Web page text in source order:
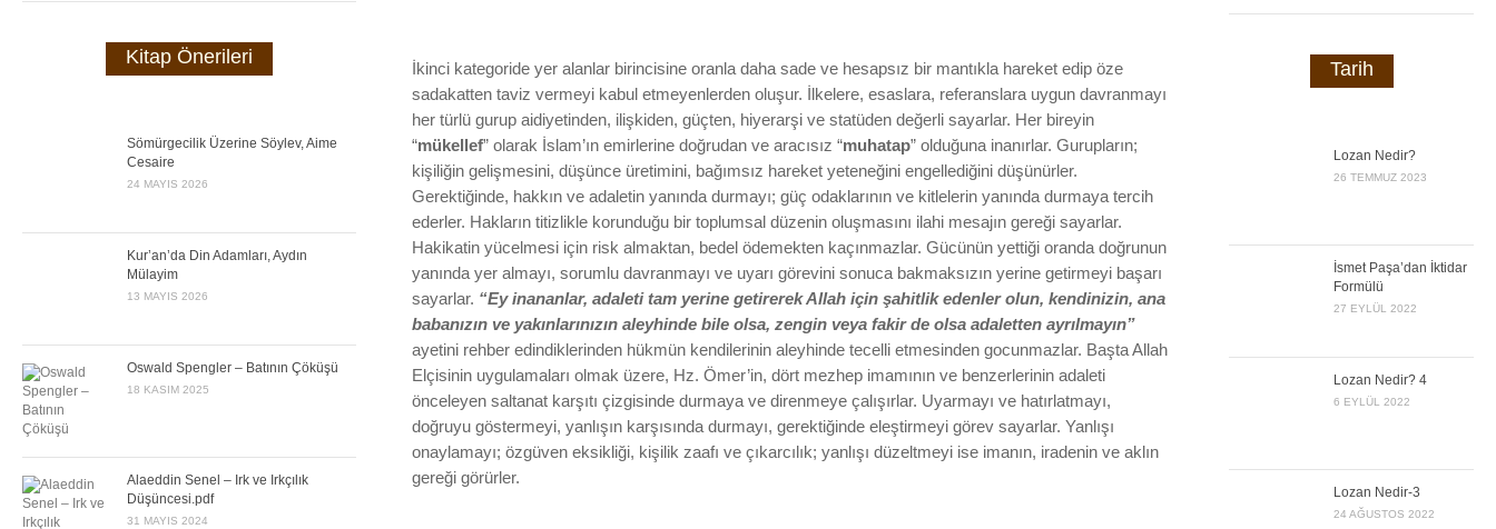
İkinci kategoride yer alanlar birincisine oranla daha sade ve hesapsız bir mantıkla hareket edip öze
sadakatten taviz vermeyi kabul etmeyenlerden oluşur. İlkelere, esaslara, referanslara uygun davranmayı
her türlü gurup aidiyetinden, ilişkiden, güçten, hiyerarşi ve statüden değerli sayarlar. Her bireyin
“mükellef” olarak İslam’ın emirlerine doğrudan ve aracısız “muhatap” olduğuna inanırlar. Gurupların;
kişiliğin gelişmesini, düşünce üretimini, bağımsız hareket yeteneğini engellediğini düşünürler.
Gerektiğinde, hakkın ve adaletin yanında durmayı; güç odaklarının ve kitlelerin yanında durmaya tercih
ederler. Hakların titizlikle korunduğu bir toplumsal düzenin oluşmasını ilahi mesajın gereği sayarlar.
Hakikatin yücelmesi için risk almaktan, bedel ödemekten kaçınmazlar. Gücünün yettiği oranda doğrunun
yanında yer almayı, sorumlu davranmayı ve uyarı görevini sonuca bakmaksızın yerine getirmeyi başarı
sayarlar. “Ey inananlar, adaleti tam yerine getirerek Allah için şahitlik edenler olun, kendinizin, ana
babanızın ve yakınlarınızın aleyhinde bile olsa, zengin veya fakir de olsa adaletten ayrılmayın”
ayetini rehber edindiklerinden hükmün kendilerinin aleyhinde tecelli etmesinden gocunmazlar. Başta Allah
Elçisinin uygulamaları olmak üzere, Hz. Ömer’in, dört mezhep imamının ve benzerlerinin adaleti
önceleyen saltanat karşıtı çizgisinde durmaya ve direnmeye çalışırlar. Uyarmayı ve hatırlatmayı,
doğruyu göstermeyi, yanlışın karşısında durmayı, gerektiğinde eleştirmeyi görev sayarlar. Yanlışı
onaylamayı; özgüven eksikliği, kişilik zaafı ve çıkarcılık; yanlışı düzeltmeyi ise imanın, iradenin ve aklın
gereği görürler.
Kitap Önerileri
Sömürgecilik Üzerine Söylev, Aime
Cesaire
24 MAYIS 2026
Kur’an’da Din Adamları, Aydın
Mülayim
13 MAYIS 2026
Oswald Spengler – Batının Çöküşü
18 KASIM 2025
Alaeddin Senel – Irk ve Irkçılık
Düşüncesi.pdf
31 MAYIS 2024
Tarih
Lozan Nedir?
26 TEMMUZ 2023
İsmet Paşa’dan İktidar
Formülü
27 EYLÜL 2022
Lozan Nedir? 4
6 EYLÜL 2022
Lozan Nedir-3
24 AĞUSTOS 2022